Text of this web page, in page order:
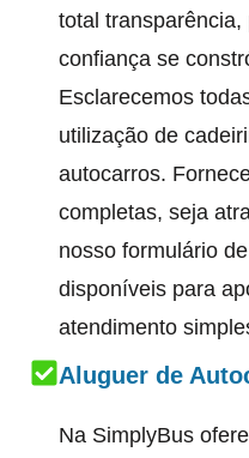
total
confiança se
Esclarecemos
utilização de
autocarros.
completas, seja
nosso formulário
disponíveis para
atendimento
Aluguer de
Na SimplyBus